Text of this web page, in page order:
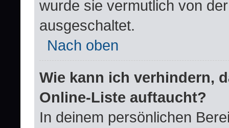
wurde sie vermutlich von
ausgeschaltet.
Nach oben
Wie kann ich verhindern,
Online-Liste auftaucht?
In deinem persönlichen